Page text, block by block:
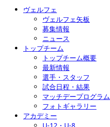
ヴェルフェ
ヴェルフェ矢板
募集情報
ニュース
トップチーム
トップチーム概要
最新情報
選手・スタッフ
試合日程・結果
マッチデープログラム
フォトギャラリー
アカデミー